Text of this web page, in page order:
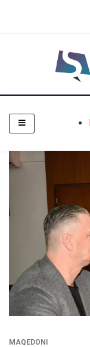
MAQEDONI